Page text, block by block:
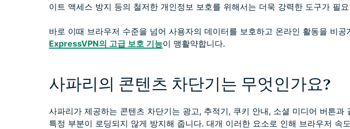
이트 액세스 방지 등의 철저한 개인정보 보호를 위해서는 더욱 강력한 도구가 필
바로 이때 브라우저 수준을 넘어 사용자의 데이터를 보호하고 온라인 활동을 비공
ExpressVPN의 고급 보호 기능이 맹활약합니다.
사파리의 콘텐츠 차단기는 무엇인가요?
사파리가 제공하는 콘텐츠 차단기는 광고, 추적기, 쿠키 안내, 소셜 미디어 버튼과
특정 부분이 로딩되지 않게 방지해 줍니다. 대개 이러한 요소로 인해 브라우저 속